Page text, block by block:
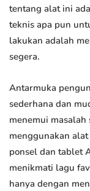
tentang alat ini
teknis apa pun
lakukan adalah
segera.
Antarmuka
sederhana dan
menemui
menggunakan
ponsel dan tablet
menikmati lagu
hanya dengan